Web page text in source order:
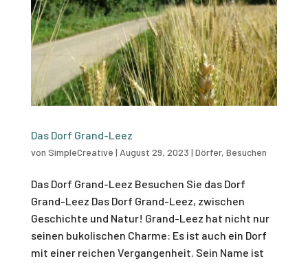
Das Dorf Grand-Leez
von SimpleCreative | August 29, 2023 | Dörfer, Besuchen
Das Dorf Grand-Leez Besuchen Sie das Dorf
Grand-Leez Das Dorf Grand-Leez, zwischen
Geschichte und Natur! Grand-Leez hat nicht nur
seinen bukolischen Charme: Es ist auch ein Dorf
mit einer reichen Vergangenheit. Sein Name ist